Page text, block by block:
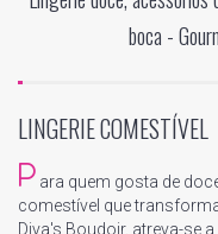
boca -
LINGERIE COMESTÍVEL
P ara quem gosta de
comestível que
Diva's Boudoir, atreva-se